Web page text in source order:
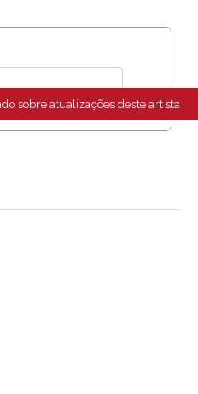
sobre atualizações deste artista